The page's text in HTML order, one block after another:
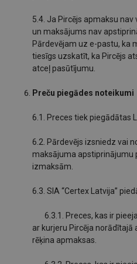
5.4. Ja Pircējs apmaksu
un maksājums nav
Pārdevējam uz e-pastu, ka
tiesīgs uzskatīt, ka Pircējs
atceļ pasūtījumu.
Preču piegādes noteikumi
6.1. Preces tiek piegādātas
6.2. Pārdevējs izsniedz vai
maksājuma apstiprinājumu
izmaksām.
6.3. SIA “Certex Latvija”
6.3.1. Preces, kas ir
ar kurjeru Pircēja norādītajā
rēķina apmaksas.